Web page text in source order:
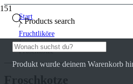
Products search
Produkt wurde deinem Warenkorb
Start
/
Fruchtliköre
/
Froschkotze